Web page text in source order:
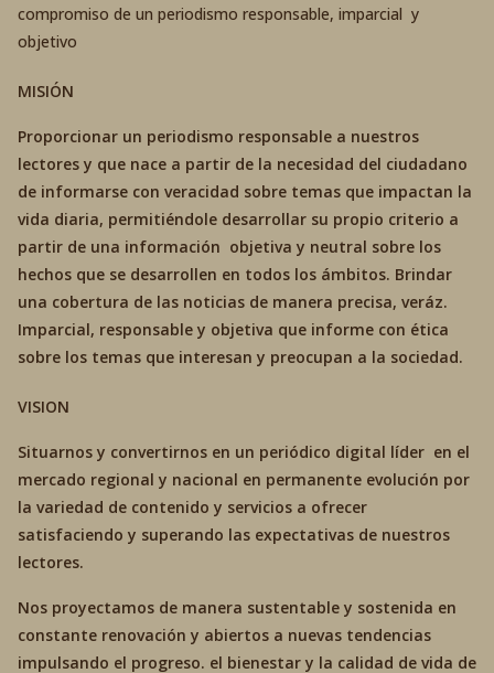
compromiso de un periodismo responsable, imparcial y
objetivo
MISIÓN
Proporcionar un periodismo responsable a nuestros
lectores y que nace a partir de la necesidad del ciudadano
de informarse con veracidad sobre temas que impactan la
vida diaria, permitiéndole desarrollar su propio criterio a
partir de una información objetiva y neutral sobre los
hechos que se desarrollen en todos los ámbitos. Brindar
una cobertura de las noticias de manera precisa, veráz.
Imparcial, responsable y objetiva que informe con ética
sobre los temas que interesan y preocupan a la sociedad.
VISION
Situarnos y convertirnos en un periódico digital líder en el
mercado regional y nacional en permanente evolución por
la variedad de contenido y servicios a ofrecer
satisfaciendo y superando las expectativas de nuestros
lectores.
Nos proyectamos de manera sustentable y sostenida en
constante renovación y abiertos a nuevas tendencias
impulsando el progreso. el bienestar y la calidad de vida de